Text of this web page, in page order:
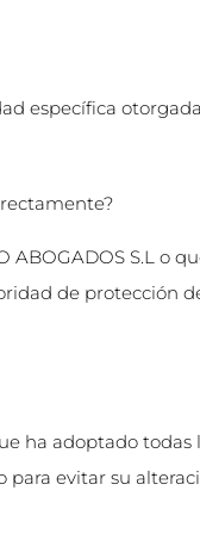
específica
S.L o
de protección
ha adoptado
evitar su